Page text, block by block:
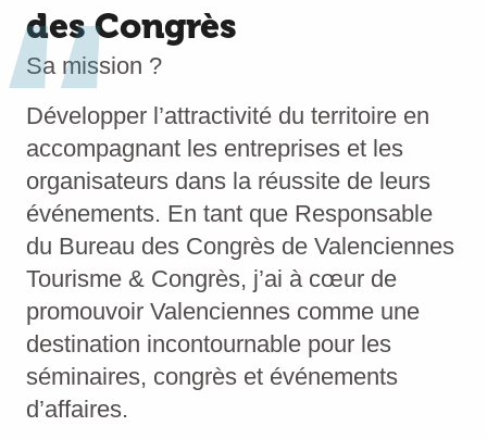
des Congrès
Sa mission ?
Développer l’attractivité du territoire en
accompagnant les entreprises et les
organisateurs dans la réussite de leurs
événements. En tant que Responsable
du Bureau des Congrès de Valenciennes
Tourisme & Congrès, j’ai à cœur de
promouvoir Valenciennes comme une
destination incontournable pour les
séminaires, congrès et événements
d’affaires.